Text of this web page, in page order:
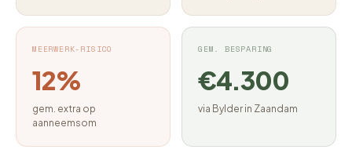
MEERWERK-RISICO
12%
gem. extra op
aanneemsom
GEM. BESPARING
€4.300
via Bylder in Zaandam